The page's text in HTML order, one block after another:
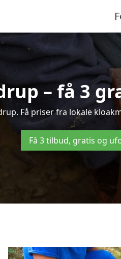
– få 3
Få priser fra lokale
Få 3 tilbud, gratis og